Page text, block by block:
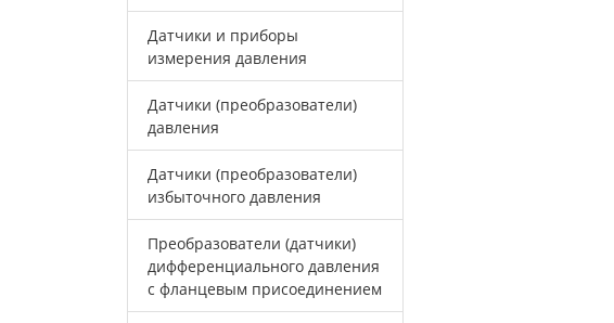
Датчики и приборы
измерения давления
Датчики (преобразователи)
давления
Датчики (преобразователи)
избыточного давления
Преобразователи (датчики)
дифференциального давления
с фланцевым присоединением